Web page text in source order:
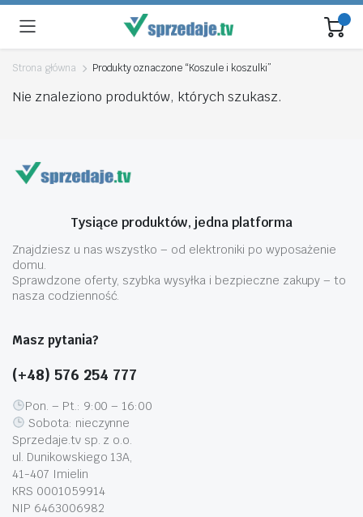
Strona główna Produkty oznaczone “Koszule i koszulki”
Nie znaleziono produktów, których szukasz.
Tysiące produktów, jedna platforma
Znajdziesz u nas wszystko – od elektroniki po wyposażenie
domu.
Sprawdzone oferty, szybka wysyłka i bezpieczne zakupy – to
nasza codzienność.
Masz pytania?
(+48) 576 254 777
Pon. – Pt.: 9:00 – 16:00
Sobota: nieczynne
Sprzedaje.tv sp. z o.o.
ul. Dunikowskiego 13A,
41-407 Imielin
KRS 0001059914
NIP 6463006982